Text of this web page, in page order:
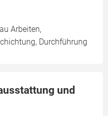
Arbeiten,
Durchführung
und